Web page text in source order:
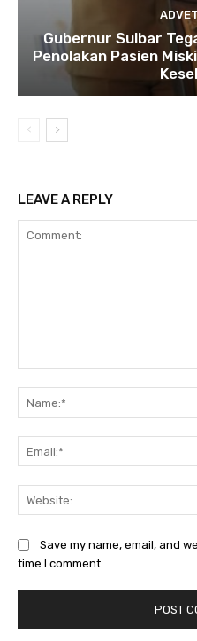
Gubernur Sulbar
Penolakan Pasien
LEAVE A REPLY
Save my name, email, and
time I comment.